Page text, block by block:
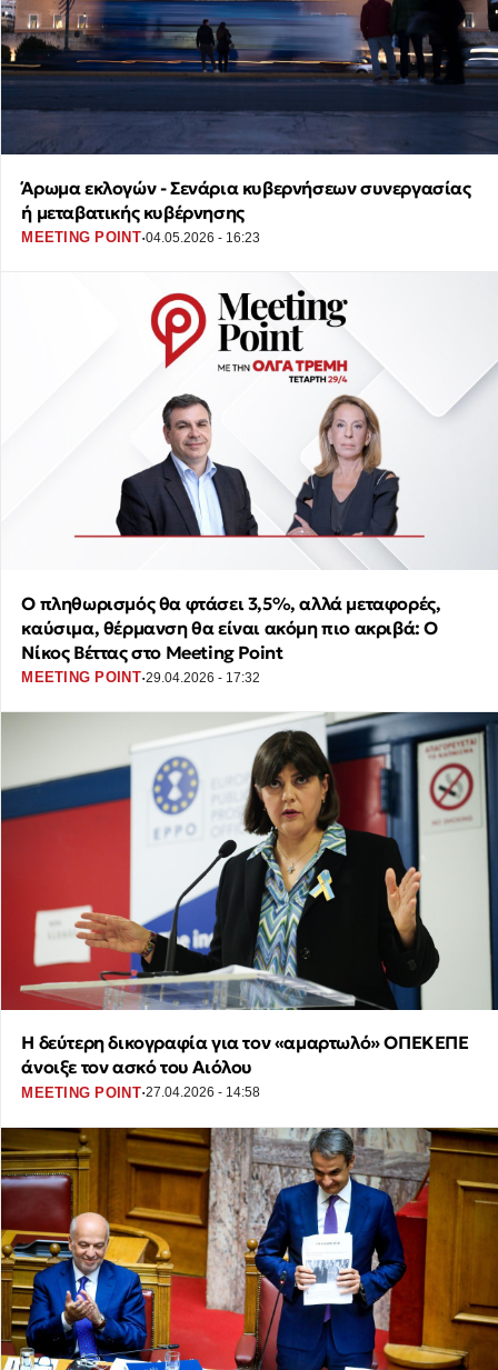
Άρωμα εκλογών - Σενάρια κυβερνήσεων συνεργασίας
ή μεταβατικής κυβέρνησης
MEETING POINT·04.05.2026 - 16:23
Ο πληθωρισμός θα φτάσει 3,5%, αλλά μεταφορές,
καύσιμα, θέρμανση θα είναι ακόμη πιο ακριβά: Ο
Νίκος Βέττας στο Meeting Point
MEETING POINT·29.04.2026 - 17:32
Η δεύτερη δικογραφία για τον «αμαρτωλό» ΟΠΕΚΕΠΕ
άνοιξε τον ασκό του Αιόλου
MEETING POINT·27.04.2026 - 14:58